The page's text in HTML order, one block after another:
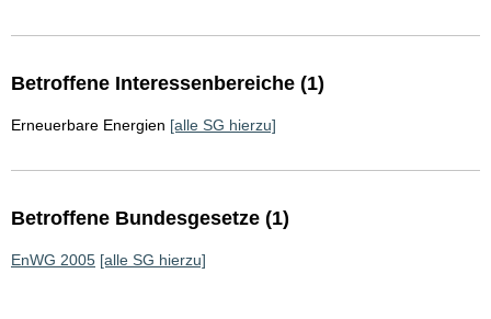
Betroffene Interessenbereiche (1)
Erneuerbare Energien [alle SG hierzu]
Betroffene Bundesgesetze (1)
EnWG 2005 [alle SG hierzu]